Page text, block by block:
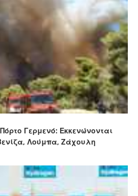
Γερμενό: Εκκενώνονται
Λούμπα, Ζάχουλη